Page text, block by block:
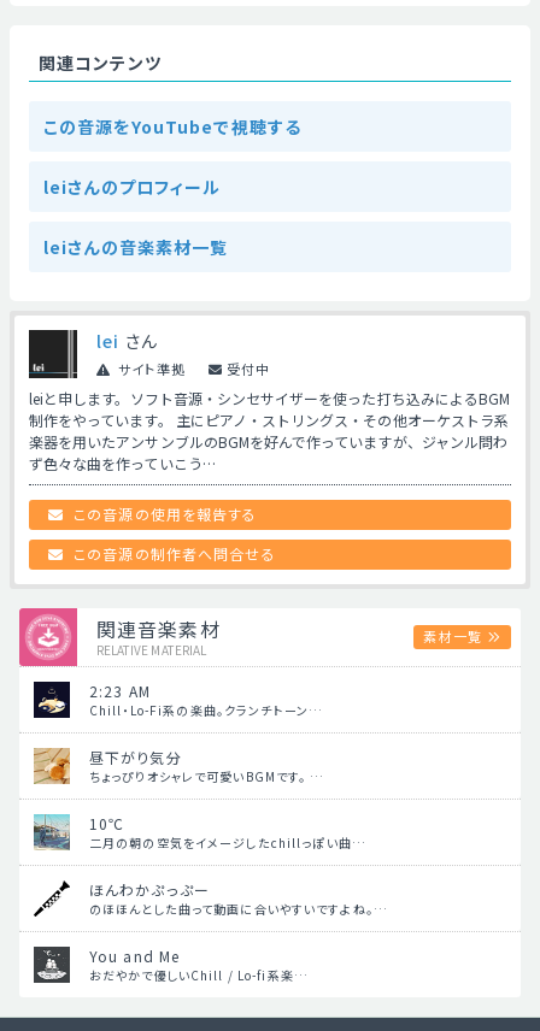
関連コンテンツ
この音源をYouTubeで視聴する
leiさんのプロフィール
leiさんの音楽素材一覧
lei さん
サイト準拠 受付中
leiと申します。ソフト音源・シンセサイザーを使った打ち込みによるBGM
制作をやっています。 主にピアノ・ストリングス・その他オーケストラ系
楽器を用いたアンサンブルのBGMを好んで作っていますが、ジャンル問わ
ず色々な曲を作っていこう…
この音源の使用を報告する
この音源の制作者へ問合せる
関連音楽素材
RELATIVE MATERIAL
素材一覧
2:23 AM
Chill・Lo-Fi系の楽曲。クランチトーン…
昼下がり気分
ちょっぴりオシャレで可愛いBGMです。 …
10℃
二月の朝の空気をイメージしたchillっぽい曲…
ほんわかぷっぷー
のほほんとした曲って動画に合いやすいですよね。…
You and Me
おだやかで優しいChill / Lo-fi系楽…